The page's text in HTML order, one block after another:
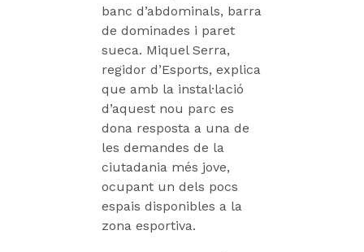
banc d’abdominals, barra
de dominades i paret
sueca. Miquel Serra,
regidor d’Esports, explica
que amb la instal·lació
d’aquest nou parc es
dona resposta a una de
les demandes de la
ciutadania més jove,
ocupant un dels pocs
espais disponibles a la
zona esportiva.